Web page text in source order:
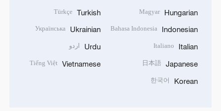
Hungarian
Magyar
Indonesian
Bahasa Indonesia
Italian
Italiano
Japanese
日本語
Korean
한국어
Turkish
Türkçe
Ukrainian
Українська
Urdu اردو
Vietnamese
Tiếng Việt